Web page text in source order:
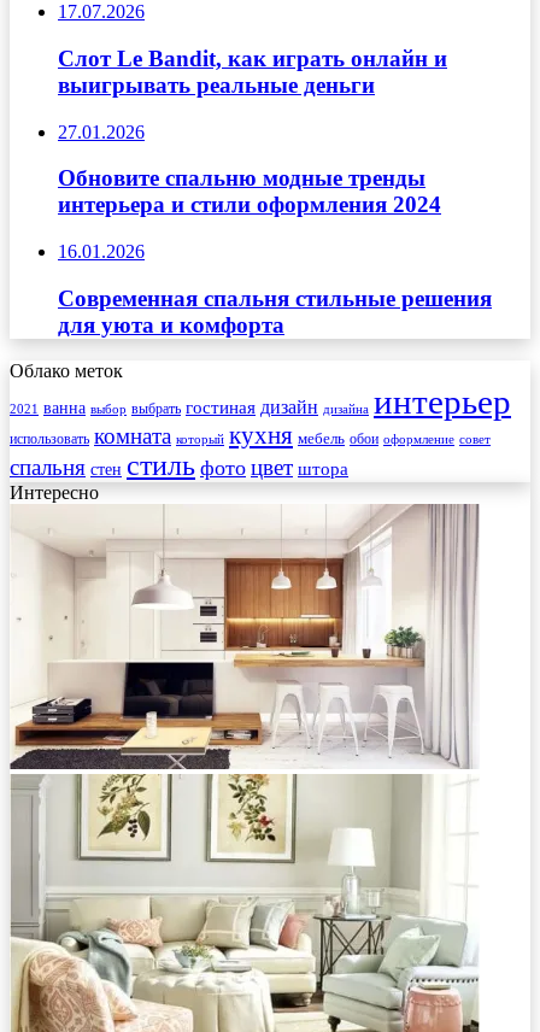
17.07.2026
Слот Le Bandit, как играть онлайн и
выигрывать реальные деньги
27.01.2026
Обновите спальню модные тренды
интерьера и стили оформления 2024
16.01.2026
Современная спальня стильные решения
для уюта и комфорта
Облако меток
2021 ванна выбор выбрать гостиная дизайн дизайна интерьер
использовать комната который кухня мебель обои оформление совет
спальня стен стиль фото цвет штора
Интересно